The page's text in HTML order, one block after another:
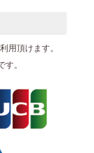
用頂けます。
。